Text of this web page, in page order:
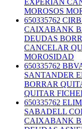
MOROSOS
650335762
CAIXABANK
DEUDAS
CANCELAR
MOROSIDAD
650335762
SANTANDER
BORRAR
QUITAR
650335762
SABADELL
CAIXABANK